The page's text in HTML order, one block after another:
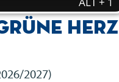
Herz
2027)